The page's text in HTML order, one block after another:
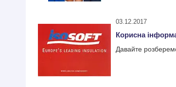
03.12.2017
Корисна
Давайте